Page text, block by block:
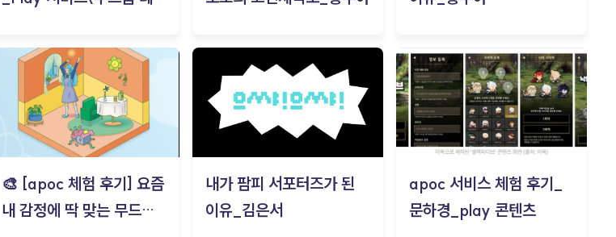
🎨 [apoc 체험 후기] 요즘
내 감정에 딱 맞는 무드룸
내가 팜피 서포터즈가 된
이유_김은서
apoc 서비스 체험 후기_
문하경_play 콘텐츠